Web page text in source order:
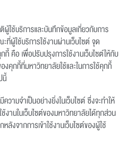
ใช้บริการและบันทึกข้อมูลเกี่ยวกับการ
ผู้ใช้บริการใช้งานผ่านเว็บไซต์ จุด
กี้ คือ เพื่อปรับปรุงการใช้งานเว็บไซต์ให้กับ
งคุกกี้ที่มหาวิทยาลัยใช้และในการใช้คุกกี้
นี้
วามจำเป็นอย่างยิ่งในเว็บไซต์ ซึ่งจะทำให้
งานในเว็บไซต์ของมหาวิทยาลัยได้ทุกส่วน
ลังจากการเข้าใช้งานเว็บไซต์ของผู้ใช้